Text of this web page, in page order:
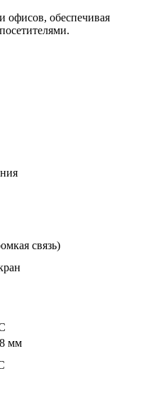
офисов, обеспечивая
связь)
мм